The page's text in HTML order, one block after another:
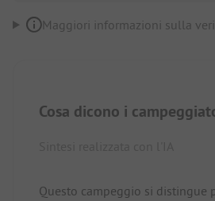
Maggiori informazioni sulla
Cosa dicono i
Questo campeggio si distingue